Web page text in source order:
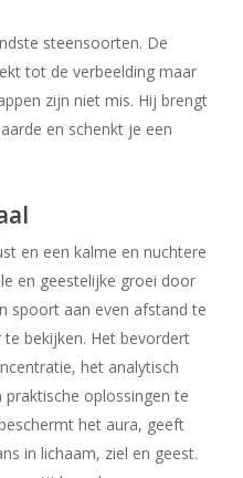
steensoorten. De
tot de verbeelding maar
zijn niet mis. Hij brengt
en schenkt je een
en een kalme en nuchtere
en geestelijke groei door
spoort aan even afstand te
bekijken. Het bevordert
het analytisch
oplossingen te
het aura, geeft
in lichaam, ziel en geest.